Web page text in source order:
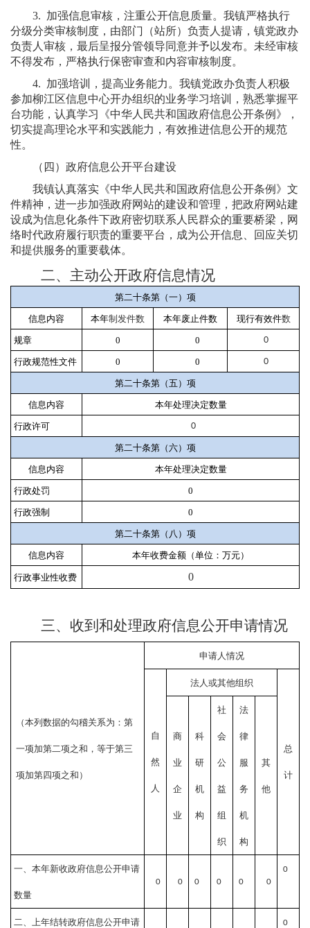
3. 加强信息审核，注重公开信息质量。我镇严格执行
分级分类审核制度，由部门（站所）负责人提请，镇党政办
负责人审核，最后呈报分管领导同意并予以发布。未经审核
不得发布，严格执行保密审查和内容审核制度。
4. 加强培训，提高业务能力。我镇党政办负责人积极
参加柳江区信息中心开办组织的业务学习培训，熟悉掌握平
台功能，认真学习《中华人民共和国政府信息公开条例》，
切实提高理论水平和实践能力，有效推进信息公开的规范
性。
（四）政府信息公开平台建设
我镇认真落实《中华人民共和国政府信息公开条例》文
件精神，进一步加强政府网站的建设和管理，把政府网站建
设成为信息化条件下政府密切联系人民群众的重要桥梁，网
络时代政府履行职责的重要平台，成为公开信息、回应关切
和提供服务的重要载体。
二、主动公开政府信息情况
第二十条第（一）项
信息内容 本年制发件数 本年废止件数 现行有效件数
规章 0 0 0
行政规范性文件 0 0 0
第二十条第（五）项
信息内容 本年处理决定数量
行政许可 0
第二十条第（六）项
信息内容 本年处理决定数量
行政处罚 0
行政强制 0
第二十条第（八）项
信息内容 本年收费金额（单位：万元）
行政事业性收费 0
三、收到和处理政府信息公开申请情况
（本列数据的勾稽关系为：第
一项加第二项之和，等于第三
项加第四项之和）
申请人情况
自
然
人
法人或其他组织
总
计
商
业
企
业
科
研
机
构
社
会
公
益
组
织
法
律
服
务
机
构
其
他
一、本年新收政府信息公开申请
数量
0 0 0 0 0 0
0
二、上年结转政府信息公开申请 0